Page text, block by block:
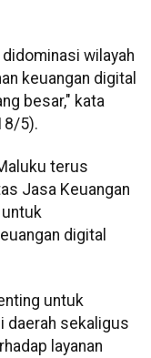
wilayah
keuangan digital
besar," kata
5).
terus
Jasa Keuangan
digital
untuk
daerah sekaligus
layanan